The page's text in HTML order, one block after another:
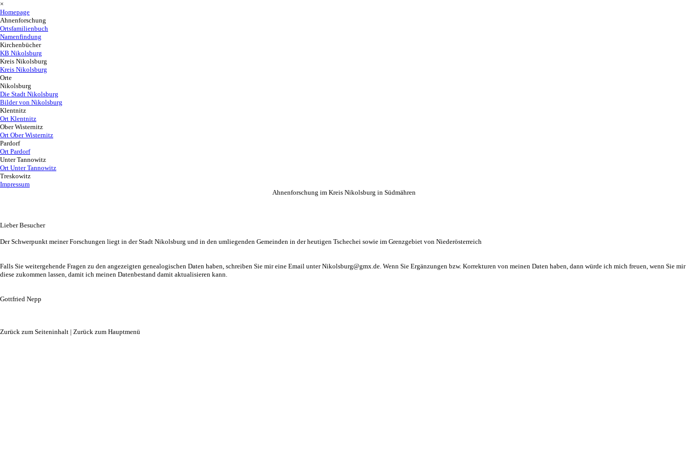
×
Homepage
Ahnenforschung
Ortsfamilienbuch
Namenfindung
Kirchenbücher
KB Nikolsburg
Kreis Nikolsburg
Kreis Nikolsburg
Orte
Nikolsburg
Die Stadt Nikolsburg
Bilder von Nikolsburg
Klentnitz
Ort Klentnitz
Ober Wisternitz
Ort Ober Wisternitz
Pardorf
Ort Pardorf
Unter Tannowitz
Ort Unter Tannowitz
Treskowitz
Impressum
Ahnenforschung im Kreis Nikolsburg in Südmähren
Lieber Besucher
Der Schwerpunkt meiner Forschungen liegt in der Stadt Nikolsburg und in den umliegenden Gemeinden in der heutigen Tschechei sowie im Grenzgebiet von Niederösterreich
Falls Sie weitergehende Fragen zu den angezeigten genealogischen Daten haben, schreiben Sie mir eine Email unter Nikolsburg@gmx.de. Wenn Sie Ergänzungen bzw. Korrekturen von meinen Daten haben, dann würde ich mich freuen, wenn Sie mir
diese zukommen lassen, damit ich meinen Datenbestand damit aktualisieren kann.
Gottfried Nepp
Zurück zum Seiteninhalt | Zurück zum Hauptmenü